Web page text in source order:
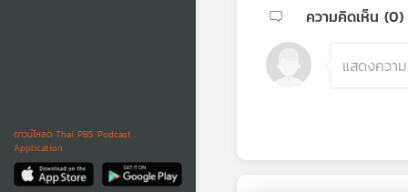
ดาวน์โหลด Thai PBS Podcast
Application
ความคิดเห็น (0)